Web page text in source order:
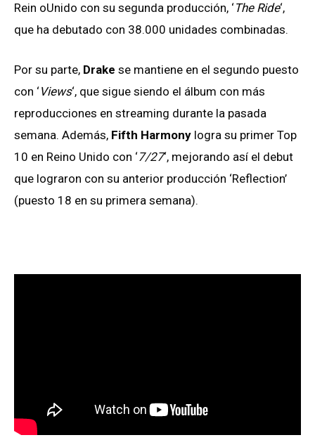
Rein oUnido con su segunda producción, ‘The Ride‘,
que ha debutado con 38.000 unidades combinadas.
Por su parte, Drake se mantiene en el segundo puesto
con ‘Views‘, que sigue siendo el álbum con más
reproducciones en streaming durante la pasada
semana. Además, Fifth Harmony logra su primer Top
10 en Reino Unido con ‘7/27‘, mejorando así el debut
que lograron con su anterior producción ‘Reflection’
(puesto 18 en su primera semana).